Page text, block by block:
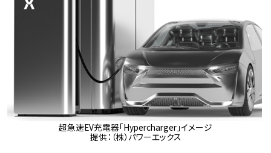
超急速EV充電器「Hypercharger」イメージ
提供：（株）パワーエックス